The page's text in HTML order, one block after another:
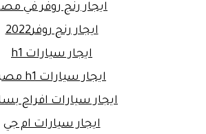
ايجار رنج روفر في
ايجار رنج روفر2022
ايجار سيارات h1
ايجار سيارات h1 مصر
ايجار سيارات افراح
ايجار سيارات ام جي